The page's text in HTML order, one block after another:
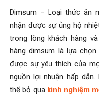
Dimsum – Loại thức ăn
nhận được sự ủng hộ
trong lòng khách hàng
hàng dimsum là lựa
được sự yêu thích của
nguồn lợi nhuận hấp
thể bỏ qua kinh nghiệm